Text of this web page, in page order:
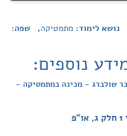
נושא לימוד: מתמטיקה, שפה:
נוספים:
שולברג - מכינה במתמטיקה -